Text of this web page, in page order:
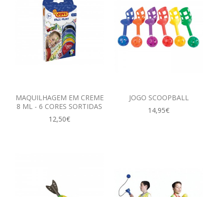
MAQUILHAGEM EM CREME
8 ML - 6 CORES SORTIDAS
12,50€
JOGO SCOOPBALL
14,95€